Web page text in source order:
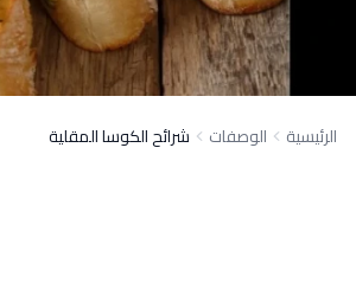
الرئيسية الوصفات شرائح الكوسا المقلية